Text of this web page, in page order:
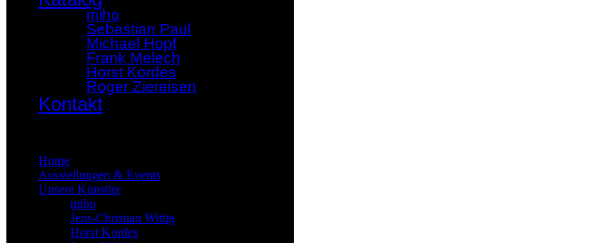
miho
Sebastian Paul
Michael Hopf
Frank Melech
Horst Kordes
Roger Ziereisen
Kontakt
Home
Ausstellungen & Events
Unsere Künstler
miho
Jens-Christian Wittig
Horst Kordes